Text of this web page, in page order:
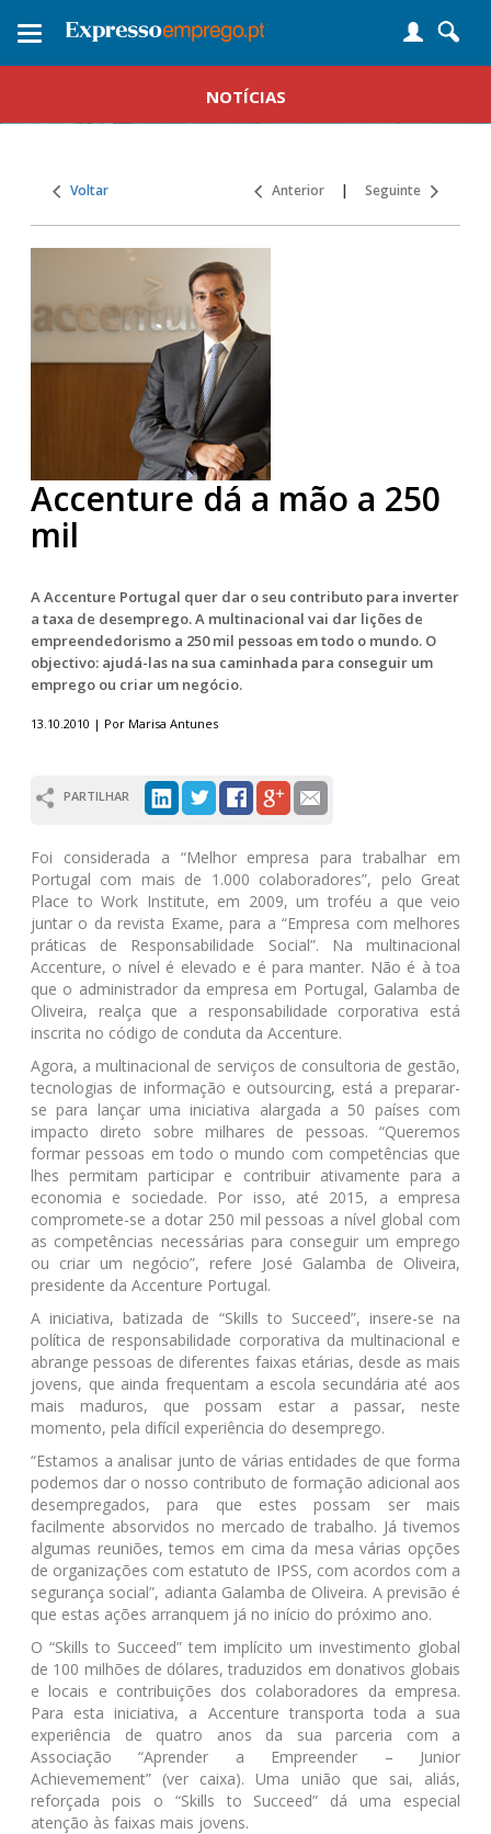
Toggle
NOTÍCIAS
Voltar Anterior | Seguinte
Accenture dá a mão a 250
mil
A Accenture Portugal quer dar o seu contributo para inverter
a taxa de desemprego. A multinacional vai dar lições de
empreendedorismo a 250 mil pessoas em todo o mundo. O
objectivo: ajudá-las na sua caminhada para conseguir um
emprego ou criar um negócio.
13.10.2010 | Por Marisa Antunes
PARTILHAR
Foi considerada a “Melhor empresa para trabalhar em
Portugal com mais de 1.000 colaboradores”, pelo Great
Place to Work Institute, em 2009, um troféu a que veio
juntar o da revista Exame, para a “Empresa com melhores
práticas de Responsabilidade Social”. Na multinacional
Accenture, o nível é elevado e é para manter. Não é à toa
que o administrador da empresa em Portugal, Galamba de
Oliveira, realça que a responsabilidade corporativa está
inscrita no código de conduta da Accenture.
Agora, a multinacional de serviços de consultoria de gestão,
tecnologias de informação e outsourcing, está a preparar-
se para lançar uma iniciativa alargada a 50 países com
impacto direto sobre milhares de pessoas. “Queremos
formar pessoas em todo o mundo com competências que
lhes permitam participar e contribuir ativamente para a
economia e sociedade. Por isso, até 2015, a empresa
compromete-se a dotar 250 mil pessoas a nível global com
as competências necessárias para conseguir um emprego
ou criar um negócio”, refere José Galamba de Oliveira,
presidente da Accenture Portugal.
A iniciativa, batizada de “Skills to Succeed”, insere-se na
política de responsabilidade corporativa da multinacional e
abrange pessoas de diferentes faixas etárias, desde as mais
jovens, que ainda frequentam a escola secundária até aos
mais maduros, que possam estar a passar, neste
momento, pela difícil experiência do desemprego.
“Estamos a analisar junto de várias entidades de que forma
podemos dar o nosso contributo de formação adicional aos
desempregados, para que estes possam ser mais
facilmente absorvidos no mercado de trabalho. Já tivemos
algumas reuniões, temos em cima da mesa várias opções
de organizações com estatuto de IPSS, com acordos com a
segurança social”, adianta Galamba de Oliveira. A previsão é
que estas ações arranquem já no início do próximo ano.
O “Skills to Succeed” tem implícito um investimento global
de 100 milhões de dólares, traduzidos em donativos globais
e locais e contribuições dos colaboradores da empresa.
Para esta iniciativa, a Accenture transporta toda a sua
experiência de quatro anos da sua parceria com a
Associação “Aprender a Empreender – Junior
Achievemement” (ver caixa). Uma união que sai, aliás,
reforçada pois o “Skills to Succeed” dá uma especial
atenção às faixas mais jovens.